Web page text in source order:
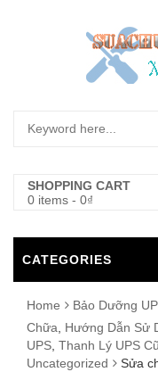
SHOPPING CART
0 items - 0₫
CATEGORIES
Home Bảo Dưỡng
Chữa
Hướng Dẫn Sử
UPS Thanh Lý UPS Cũ
Uncategorized
Sửa